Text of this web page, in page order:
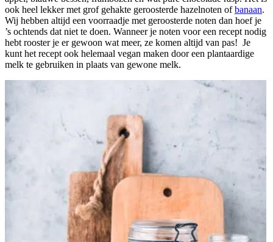
ook heel lekker met grof gehakte geroosterde hazelnoten ofbanaan.
Wij hebben altijd een voorraadje met geroosterde noten dan hoef je
’s ochtends dat niet te doen. Wanneer je noten voor een recept nodig
hebt rooster je er gewoon wat meer, ze komen altijd van pas! Je
kunt het recept ook helemaal vegan maken door een plantaardige
melk te gebruiken in plaats van gewone melk.